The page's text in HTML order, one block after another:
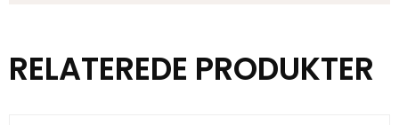
RELATEREDE PRODUKTER